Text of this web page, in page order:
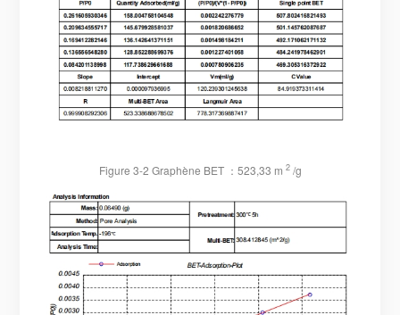
Figure 3-2 Graphène BET ： 523,33 m 2/g